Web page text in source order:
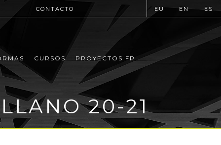
CONTACTO EU EN ES
CURSOS PROYECTOS FP
20-21